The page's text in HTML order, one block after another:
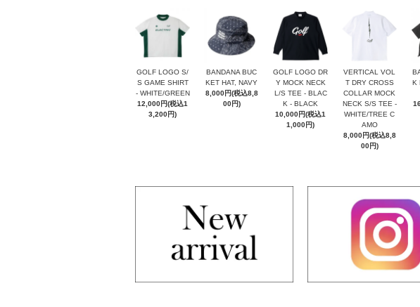
GOLF LOGO S/
S GAME SHIRT
- WHITE/GREEN
12,000円(税込1
3,200円)
BANDANA BUC
KET HAT, NAVY
8,000円(税込8,8
00円)
GOLF LOGO DR
Y MOCK NECK
L/S TEE - BLAC
K - BLACK
10,000円(税込1
1,000円)
VERTICAL VOL
T DRY CROSS
COLLAR MOCK
NECK S/S TEE -
WHITE/TREE C
AMO
8,000円(税込8,8
00円)
K